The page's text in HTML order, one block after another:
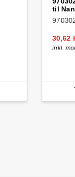
til
30,62
inkl.